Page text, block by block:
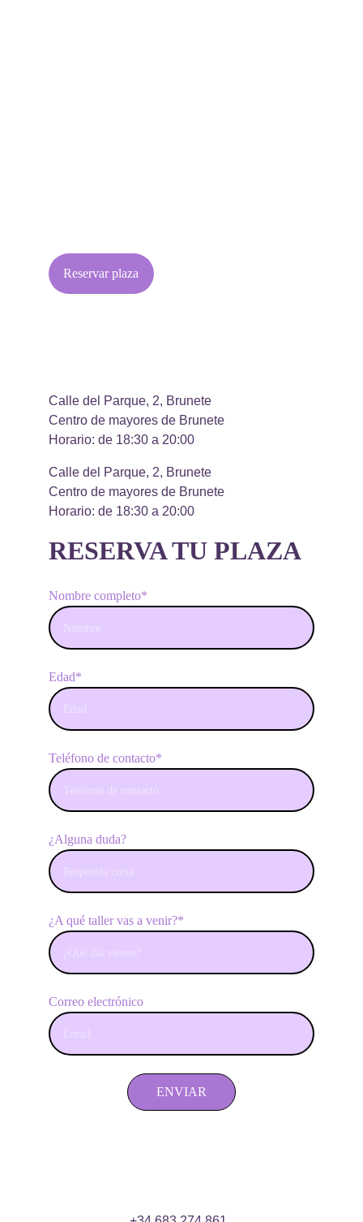
Reservar plaza
Calle del Parque, 2, Brunete
Centro de mayores de Brunete
Horario: de 18:30 a 20:00
Calle del Parque, 2, Brunete
Centro de mayores de Brunete
Horario: de 18:30 a 20:00
Nombre completo*
Edad*
Teléfono de contacto*
¿Alguna duda?
¿A qué taller vas a venir?*
Correo electrónico
ENVIAR
RESERVA TU PLAZA